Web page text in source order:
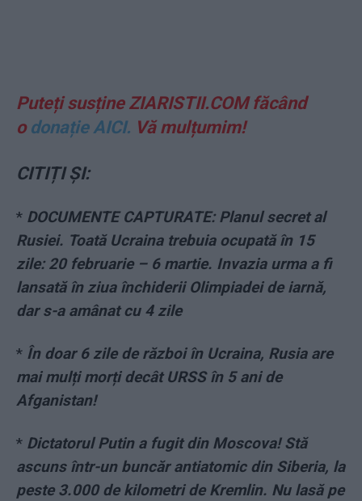
Puteți susține ZIARISTII.COM făcând
o donație AICI. Vă mulțumim!
CITIȚI ȘI:
* DOCUMENTE CAPTURATE: Planul secret al
Rusiei. Toată Ucraina trebuia ocupată în 15
zile: 20 februarie – 6 martie. Invazia urma a fi
lansată în ziua închiderii Olimpiadei de iarnă,
dar s-a amânat cu 4 zile
* În doar 6 zile de război în Ucraina, Rusia are
mai mulți morți decât URSS în 5 ani de
Afganistan!
* Dictatorul Putin a fugit din Moscova! Stă
ascuns într-un buncăr antiatomic din Siberia, la
peste 3.000 de kilometri de Kremlin. Nu lasă pe